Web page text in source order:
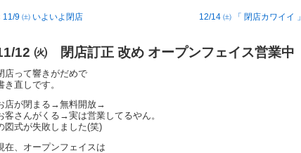
11/9 ㈯ いよいよ閉店 12/14 ㈯ 「 閉店カワイイ 」
12 ㈫ 閉店訂正 改め オープンフェイス営業中
店って響きがだめで
き直しです。
店が閉まる→無料開放→
客さんがくる→実は営業してるやん。
図式が失敗しました(笑)
在、オープンフェイスは